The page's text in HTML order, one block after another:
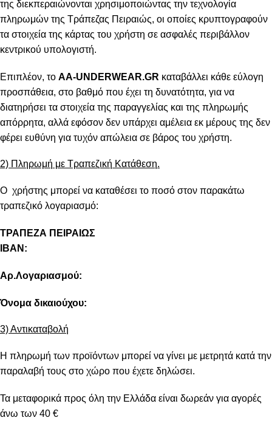
της διεκπεραιώνονται χρησιμοποιώντας την τεχνολογία
πληρωμών της Τράπεζας Πειραιώς, οι οποίες κρυπτογραφούν
τα στοιχεία της κάρτας του χρήστη σε ασφαλές περιβάλλον
κεντρικού υπολογιστή.
Επιπλέον, το AA-UNDERWEAR.GR καταβάλλει κάθε εύλογη
προσπάθεια, στο βαθμό που έχει τη δυνατότητα, για να
διατηρήσει τα στοιχεία της παραγγελίας και της πληρωμής
απόρρητα, αλλά εφόσον δεν υπάρχει αμέλεια εκ μέρους της δεν
φέρει ευθύνη για τυχόν απώλεια σε βάρος του χρήστη.
2) Πληρωμή με Τραπεζική Κατάθεση.
Ο χρήστης μπορεί να καταθέσει το ποσό στον παρακάτω
τραπεζικό λογαριασμό:
ΤΡΑΠΕΖΑ ΠΕΙΡΑΙΩΣ
IBAN:
Αρ.Λογαριασμού:
Όνομα δικαιούχου:
3) Αντικαταβολή
Η πληρωμή των προϊόντων μπορεί να γίνει με μετρητά κατά την
παραλαβή τους στο χώρο που έχετε δηλώσει.
Τα μεταφορικά προς όλη την Ελλάδα είναι δωρεάν για αγορές
άνω των 40 €